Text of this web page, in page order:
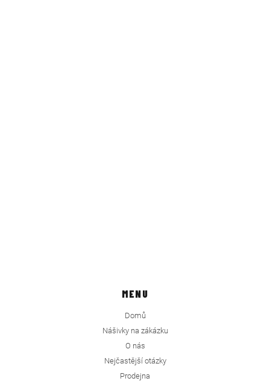
MENU
Domů
Nášivky na zákázku
O nás
Nejčastější otázky
Prodejna